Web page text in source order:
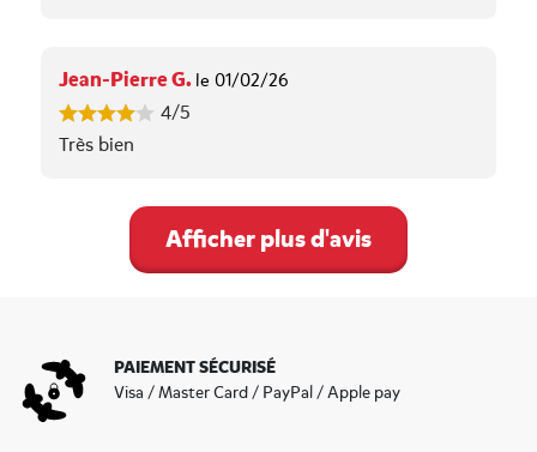
Jean-Pierre G. le 01/02/26
4/5
Très bien
Afficher plus d'avis
PAIEMENT SÉCURISÉ
Visa / Master Card / PayPal / Apple pay